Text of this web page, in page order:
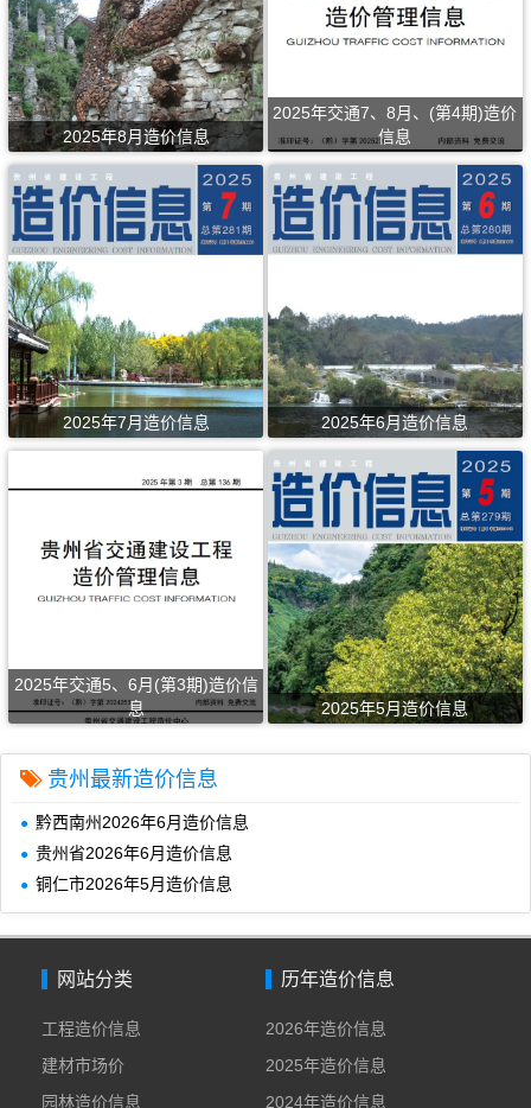
2025年8月造价信息
2025年交通7、8月、(第4期)造价
信息
2025年7月造价信息 2025年6月造价信息
2025年交通5、6月(第3期)造价信
息
2025年5月造价信息
贵州最新造价信息
黔西南州2026年6月造价信息
贵州省2026年6月造价信息
铜仁市2026年5月造价信息
网站分类
工程造价信息
建材市场价
园林造价信息
历年造价信息
2026年造价信息
2025年造价信息
2024年造价信息